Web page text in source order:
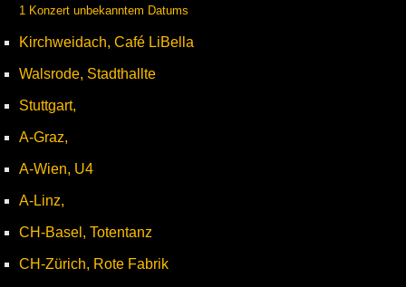
1 Konzert unbekanntem Datums
Kirchweidach, Café LiBella
Walsrode, Stadthallte
Stuttgart,
A-Graz,
A-Wien, U4
A-Linz,
CH-Basel, Totentanz
CH-Zürich, Rote Fabrik